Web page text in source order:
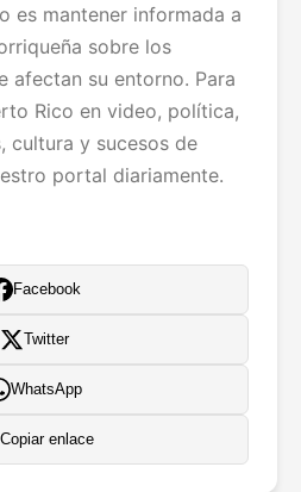
es mantener informada a
sobre los
afectan su entorno. Para
Rico en video, política,
cultura y sucesos de
portal diariamente.
Facebook
Twitter
WhatsApp
Copiar enlace